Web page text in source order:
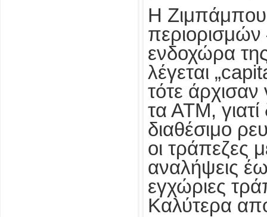
Η
ενδοχώρα
λέγεται
τότε
τα ΑΤΜ,
διαθέσιμο
οι τράπεζες
αναλήψεις
εγχώριες
Καλύτερα